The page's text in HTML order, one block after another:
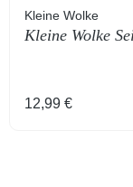
Kleine Wolke
Kleine Wolke
Regulärer Preis:
12,99 €